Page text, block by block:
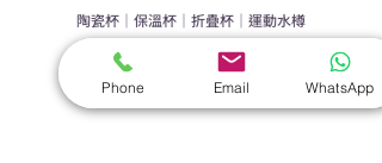
陶瓷杯｜ 保溫杯｜ 折疊杯｜ 運動水樽
直傘 ｜傘袋
Phone Email WhatsApp